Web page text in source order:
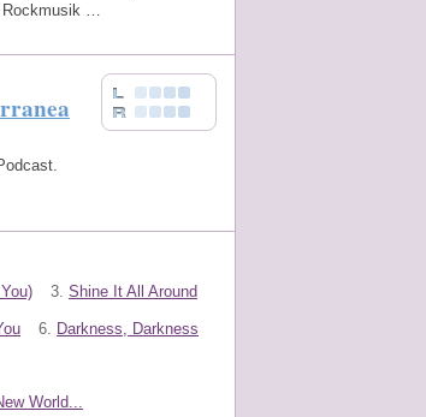
Rockmusik …
3. Shine It All Around
6. Darkness, Darkness
World...